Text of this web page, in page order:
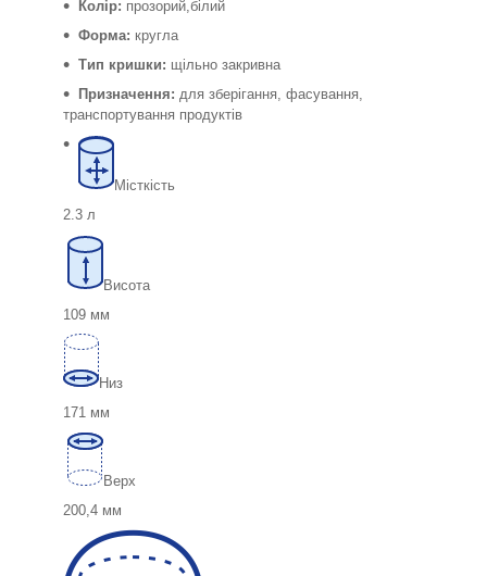
Колір: прозорий,білий
Форма: кругла
Тип кришки: щільно закривна
Призначення: для зберігання, фасування,
транспортування продуктів
Місткість
2.3 л
Висота
109 мм
Низ
171 мм
Верх
200,4 мм